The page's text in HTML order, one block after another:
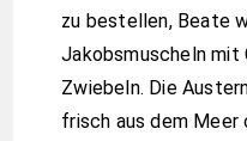
zu bestellen, Beate
Jakobsmuscheln mit
Zwiebeln. Die
frisch aus dem Meer